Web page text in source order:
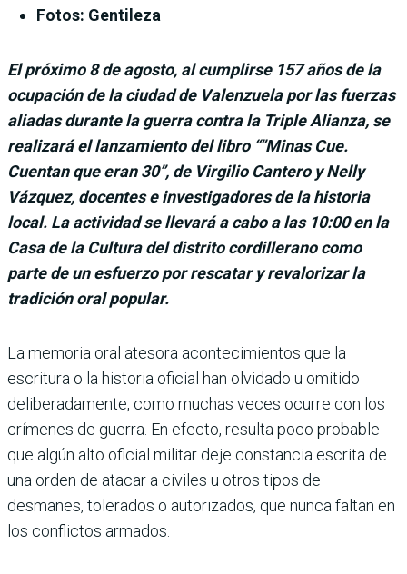
Fotos: Gentileza
El próximo 8 de agosto, al cumplirse 157 años de la
ocupación de la ciudad de Valenzuela por las fuerzas
aliadas durante la guerra contra la Triple Alianza, se
realizará el lanzamiento del libro “”Minas Cue.
Cuentan que eran 30”, de Virgilio Cantero y Nelly
Vázquez, docentes e investigadores de la historia
local. La actividad se llevará a cabo a las 10:00 en la
Casa de la Cultura del distrito cordillerano como
parte de un esfuerzo por rescatar y revalorizar la
tradición oral popular.
La memoria oral atesora acontecimientos que la
escritura o la historia oficial han olvidado u omitido
deliberadamente, como muchas veces ocurre con los
crímenes de guerra. En efecto, resulta poco probable
que algún alto oficial militar deje constancia escrita de
una orden de atacar a civiles u otros tipos de
desmanes, tolerados o autorizados, que nunca faltan en
los conflictos armados.